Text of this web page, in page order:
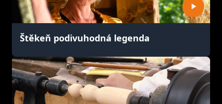
Štěkeň podivuhodná legenda